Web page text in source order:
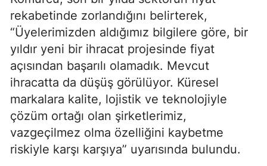
rekabetinde zorlandığını belirterek,
“Üyelerimizden aldığımız bilgilere göre, bir
yıldır yeni bir ihracat projesinde fiyat
açısından başarılı olamadık. Mevcut
ihracatta da düşüş görülüyor. Küresel
markalara kalite, lojistik ve teknolojiyle
çözüm ortağı olan şirketlerimiz,
vazgeçilmez olma özelliğini kaybetme
riskiyle karşı karşıya” uyarısında bulundu.